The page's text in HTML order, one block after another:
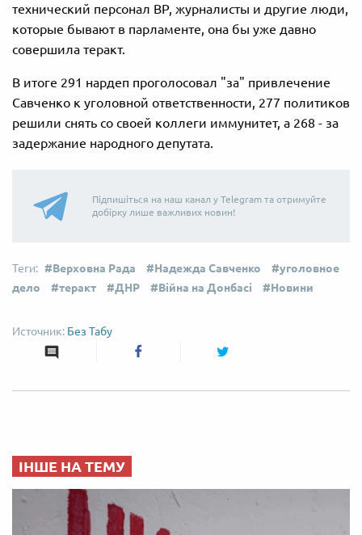
технический персонал ВР, журналисты и другие люди,
которые бывают в парламенте, она бы уже давно
совершила теракт.
В итоге 291 нардеп проголосовал "за" привлечение
Савченко к уголовной ответственности, 277 политиков
решили снять со своей коллеги иммунитет, а 268 - за
задержание народного депутата.
Підпишіться на наш канал у Telegram та отримуйте
добірку лише важливих новин!
Верховна Рада Надежда Савченко
уголовное
дело
теракт ДНР Війна на Донбасі Новини
Без Табу
ІНШЕ НА ТЕМУ